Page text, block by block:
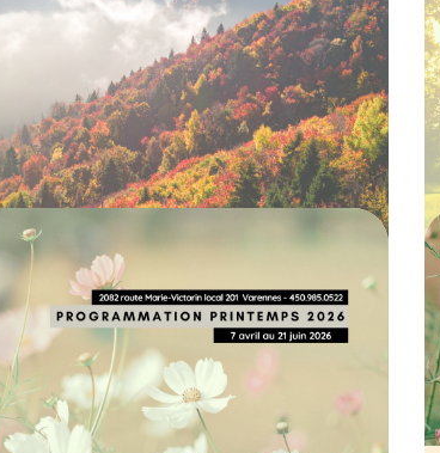
16 JUILLET 2026
CALENDRIER PROGRAMMATION
Détails de la
programmation
printemps 2026
19 MARS 2026
CALENDRIER PROGRAMMATION